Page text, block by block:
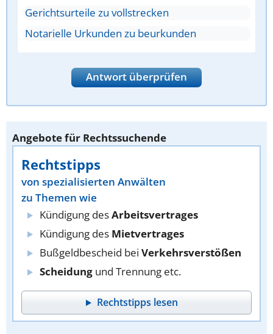
Gerichtsurteile zu vollstrecken
Notarielle Urkunden zu beurkunden
Antwort überprüfen
Angebote für Rechtssuchende
Rechtstipps
von spezialisierten Anwälten
zu Themen wie
Kündigung desArbeitsvertrages
Kündigung des Mietvertrages
Bußgeldbescheid bei Verkehrsverstößen
Scheidung und Trennung etc.
Rechtstipps lesen